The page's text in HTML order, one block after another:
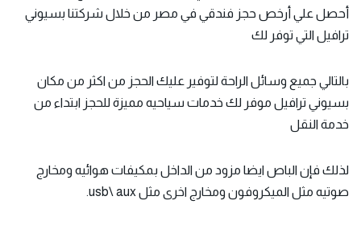
أحصل علي أرخص حجز فندقي في مصر من خلال شركتنا بسيوني
ترافيل التي توفر لك
بالتالي جميع وسائل الراحة لتوفير عليك الحجز من اكثر من مكان
بسيوني ترافيل موفر لك خدمات سياحيه مميزة للحجز ابتداء من
خدمة النقل
لذلك فإن الباص ايضا مزود من الداخل بمكيفات هوائيه ومخارج
صوتيه مثل الميكروفون ومخارج اخرى مثل usb\ aux.